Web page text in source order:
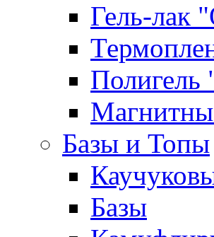
Гель-лак
Полигель
Базы и Топы
Базы